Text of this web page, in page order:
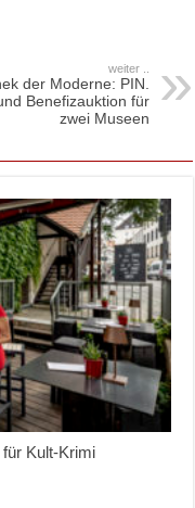
weiter ..
der Moderne: PIN.
Benefizauktion für
zwei Museen
Kult-Krimi